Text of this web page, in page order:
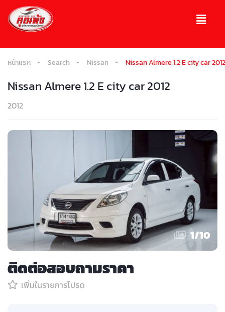
หน้าแรก Search Nissan Nissan Almere 1.2 E city car 2012
Nissan Almere 1.2 E city car 2012
2012
1/10
ติดต่อสอบถามราคา
เพิ่มในรายการโปรด